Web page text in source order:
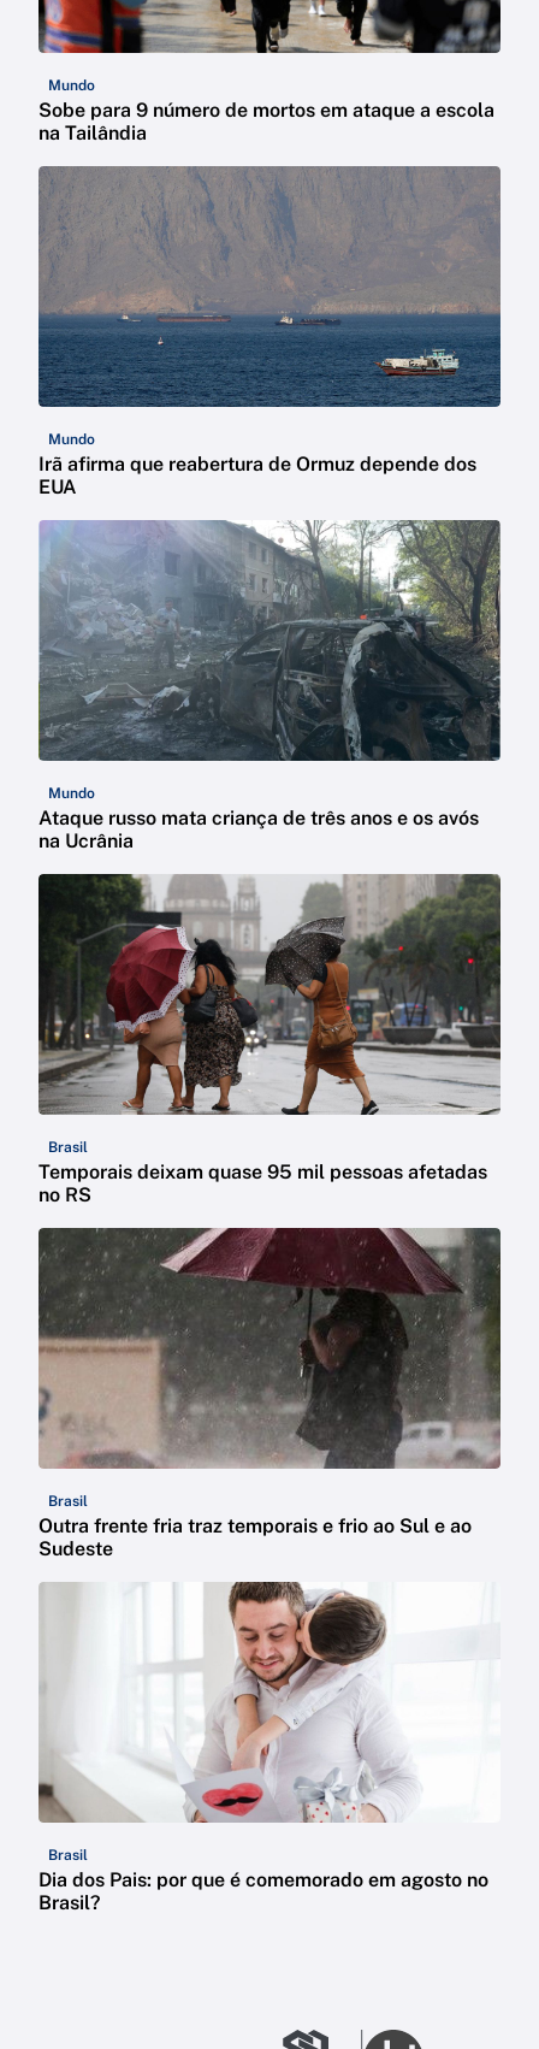
Mundo
Sobe para 9 número de mortos em ataque a escola
na Tailândia
Mundo
Irã afirma que reabertura de Ormuz depende dos
EUA
Mundo
Ataque russo mata criança de três anos e os avós
na Ucrânia
Brasil
Temporais deixam quase 95 mil pessoas afetadas
no RS
Brasil
Outra frente fria traz temporais e frio ao Sul e ao
Sudeste
Brasil
Dia dos Pais: por que é comemorado em agosto no
Brasil?